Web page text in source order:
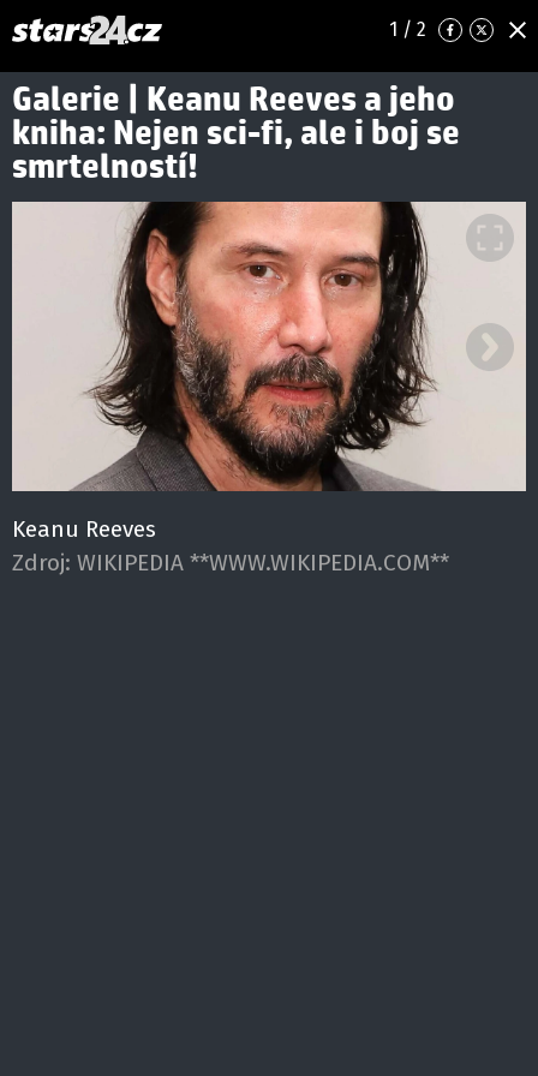
1 / 2
Galerie | Keanu Reeves a jeho
kniha: Nejen sci-fi, ale i boj se
smrtelností!
Keanu Reeves
Zdroj: WIKIPEDIA **WWW.WIKIPEDIA.COM**